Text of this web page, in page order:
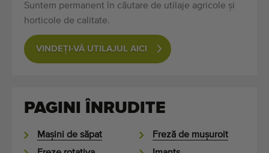
Suntem permanent în căutare de utilaje agricole și
horticole de calitate.
VINDEȚI-VĂ UTILAJUL AICI
PAGINI ÎNRUDITE
Maşini de săpat
Freză de muşuroit